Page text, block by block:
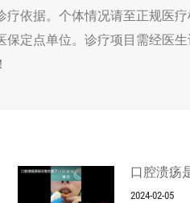
疗依据。个体情况请至正规医
定点单位。诊疗项目需经医生
口腔溃疡
2024-02-05